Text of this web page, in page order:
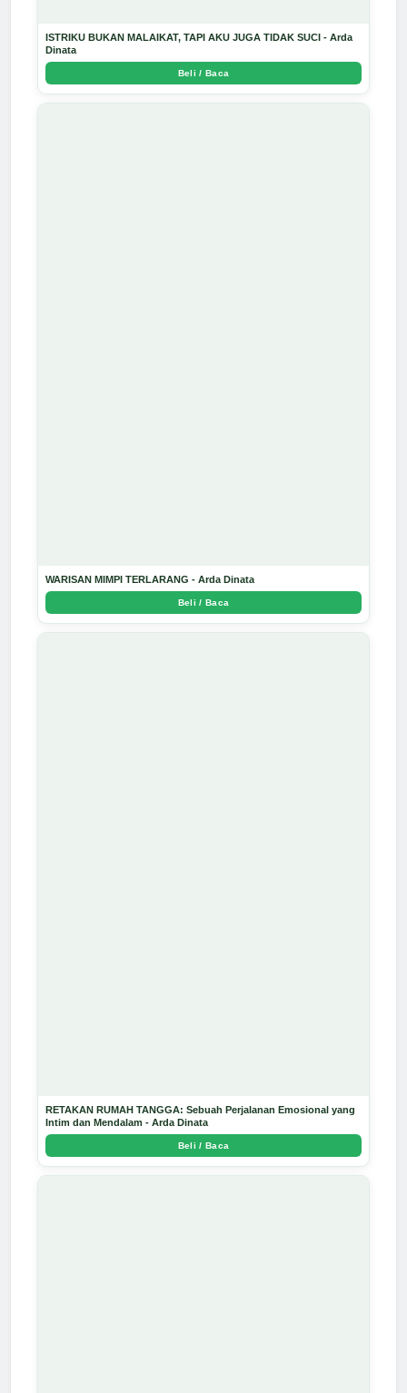
ISTRIKU BUKAN MALAIKAT, TAPI AKU JUGA TIDAK SUCI - Arda
Dinata
Beli / Baca
WARISAN MIMPI TERLARANG - Arda Dinata
Beli / Baca
RETAKAN RUMAH TANGGA: Sebuah Perjalanan Emosional yang
Intim dan Mendalam - Arda Dinata
Beli / Baca